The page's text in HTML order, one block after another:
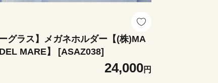
ーグラス】メガネホルダー【(株)MA
MARE】 [ASAZ038]
24,000円